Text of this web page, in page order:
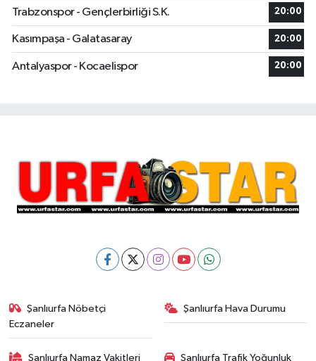
Trabzonspor - Gençlerbirliği S.K. 20:00
Kasımpaşa - Galatasaray 20:00
Antalyaspor - Kocaelispor 20:00
Şanlıurfa Nöbetçi
Eczaneler
Şanlıurfa Hava Durumu
Şanlıurfa Namaz Vakitleri Şanlıurfa Trafik Yoğunluk